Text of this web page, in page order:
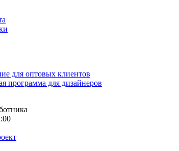
для оптовых клиентов
программа для дизайнеров